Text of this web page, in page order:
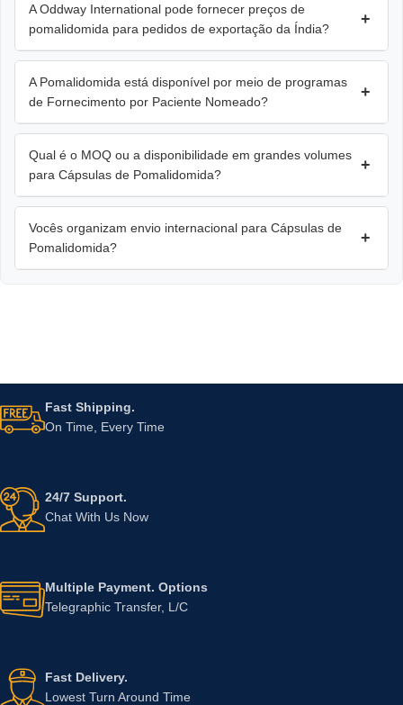
A Oddway International pode fornecer preços de
pomalidomida para pedidos de exportação da Índia?
+
A Pomalidomida está disponível por meio de programas
de Fornecimento por Paciente Nomeado?
+
Qual é o MOQ ou a disponibilidade em grandes volumes
para Cápsulas de Pomalidomida?
+
Vocês organizam envio internacional para Cápsulas de
Pomalidomida?
+
Fast Shipping.
On Time, Every Time
24/7 Support.
Chat With Us Now
Multiple Payment. Options
Telegraphic Transfer, L/C
Fast Delivery.
Lowest Turn Around Time